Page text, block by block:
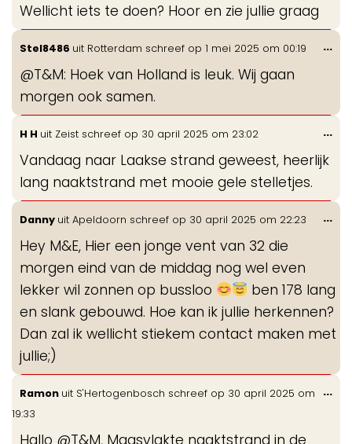
Wellicht iets te doen? Hoor en zie jullie graag
Stel8486 uit Rotterdam schreef op 1 mei 2025 om 00:19
@T&M: Hoek van Holland is leuk. Wij gaan
morgen ook samen.
...
H H uit Zeist schreef op 30 april 2025 om 23:02
Vandaag naar Laakse strand geweest, heerlijk
lang naaktstrand met mooie gele stelletjes.
...
Danny uit Apeldoorn schreef op 30 april 2025 om 22:23
Hey M&E, Hier een jonge vent van 32 die
morgen eind van de middag nog wel even
lekker wil zonnen op bussloo
ben 178 lang
en slank gebouwd. Hoe kan ik jullie herkennen?
Dan zal ik wellicht stiekem contact maken met
jullie;)
...
Ramon uit S'Hertogenbosch schreef op 30 april 2025 om
19:33
Hallo @T&M, Maasvlakte naaktstrand in de
...